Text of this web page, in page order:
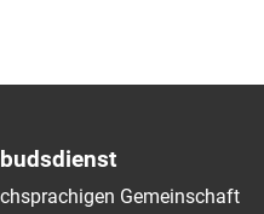
Gemeinschaft